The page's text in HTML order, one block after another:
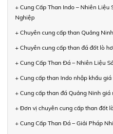
+ Cung Cấp Than Indo – Nhiên Liệu
Nghiệp
+ Chuyên cung cấp than Quảng
+ Chuyên cung cấp than đá đốt lò
+ Cung Cấp Than Đá – Nhiên Liệu
+ Cung cấp than Indo nhập khẩu
+ Cung cấp than đá Quảng Ninh giá
+ Đơn vị chuyên cung cấp than đốt
+ Cung Cấp Than Đá – Giải Pháp